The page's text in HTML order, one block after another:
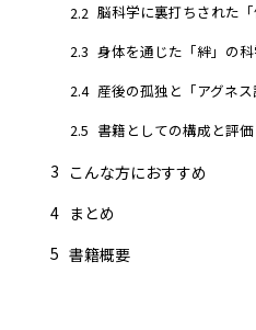
2.2 脳科学に裏打ちされた
2.3 身体を通じた「絆」の
2.4 産後の孤独と「アグネ
2.5 書籍としての構成と評価
3 こんな方におすすめ
4 まとめ
5 書籍概要